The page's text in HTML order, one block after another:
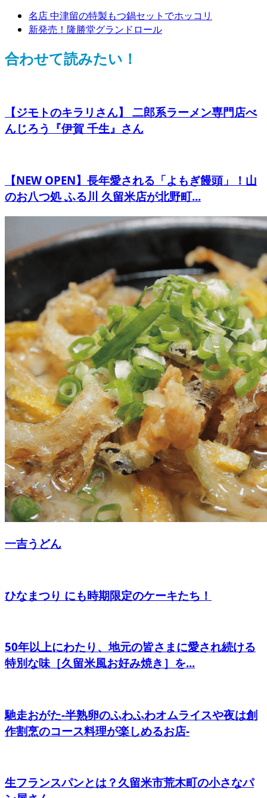
名店 中津留の特製もつ鍋セットでホッコリ
新発売！隆勝堂グランドロール
合わせて読みたい！
【ジモトのキラリさん】 二郎系ラーメン専門店べ
んじろう『伊賀 千生』さん
【NEW OPEN】長年愛される「よもぎ饅頭」！山
のお八つ処 ふる川 久留米店が北野町...
一吉うどん
ひなまつり にも時期限定のケーキたち！
50年以上にわたり、地元の皆さまに愛され続ける
特別な味［久留米風お好み焼き］を...
馳走おがた-半熟卵のふわふわオムライスや夜は創
作割烹のコース料理が楽しめるお店-
生フランスパンとは？久留米市荒木町の小さなパ